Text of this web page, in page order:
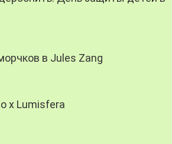
в Jules Zang
x Lumisfera